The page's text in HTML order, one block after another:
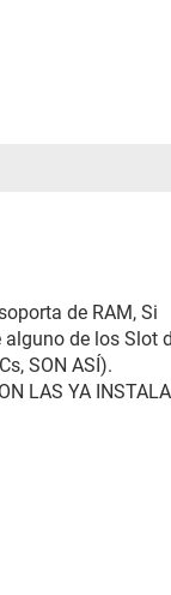
de RAM, Si
de los Slot
SON ASÍ).
LAS YA